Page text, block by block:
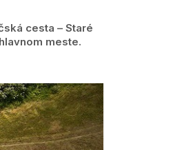
cesta – Staré
meste.